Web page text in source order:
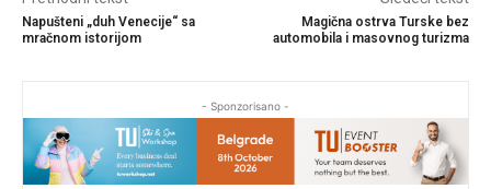
Napušteni „duh Venecije“ sa
mračnom istorijom
Magična ostrva Turske bez
automobila i masovnog turizma
- Sponzorisano -